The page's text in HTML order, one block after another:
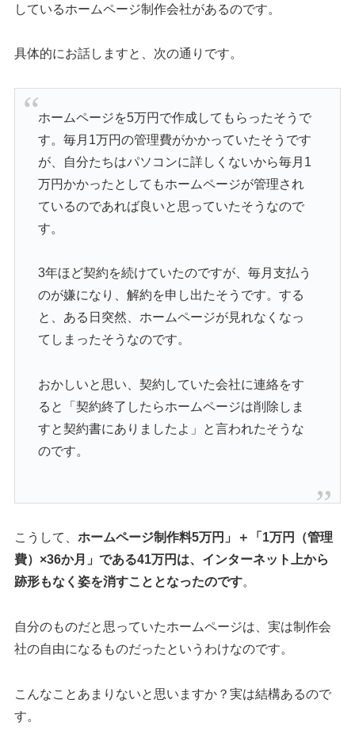
しているホームページ制作会社があるのです。
具体的にお話しますと、次の通りです。
ホームページを5万円で作成してもらったそうで
す。毎月1万円の管理費がかかっていたそうです
が、自分たちはパソコンに詳しくないから毎月1
万円かかったとしてもホームページが管理され
ているのであれば良いと思っていたそうなので
す。
3年ほど契約を続けていたのですが、毎月支払う
のが嫌になり、解約を申し出たそうです。する
と、ある日突然、ホームページが見れなくなっ
てしまったそうなのです。
おかしいと思い、契約していた会社に連絡をす
ると「契約終了したらホームページは削除しま
すと契約書にありましたよ」と言われたそうな
のです。
こうして、ホームページ制作料5万円」＋「1万円（管理
費）×36か月」である41万円は、インターネット上から
跡形もなく姿を消すこととなったのです。
自分のものだと思っていたホームページは、実は制作会
社の自由になるものだったというわけなのです。
こんなことあまりないと思いますか？実は結構あるので
す。